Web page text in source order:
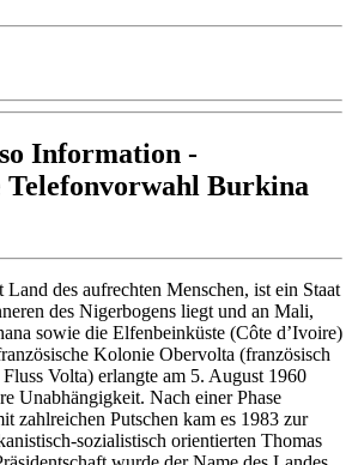
Information -
Burkina
des aufrechten Menschen, ist ein Staat
des Nigerbogens liegt und an Mali,
sowie die Elfenbeinküste (Côte d’Ivoire)
Kolonie Obervolta (französisch
Volta) erlangte am 5. August 1960
Unabhängigkeit. Nach einer Phase
zahlreichen Putschen kam es 1983 zur
sozialistisch orientierten Thomas